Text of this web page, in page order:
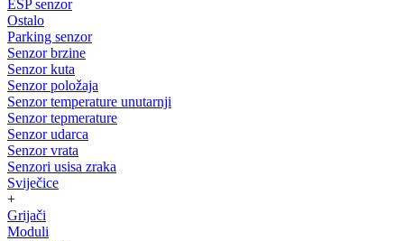
ESP senzor
Ostalo
Parking senzor
Senzor brzine
Senzor kuta
Senzor položaja
Senzor temperature unutarnji
Senzor tepmerature
Senzor udarca
Senzor vrata
Senzori usisa zraka
Sviječice
+
Grijači
Moduli